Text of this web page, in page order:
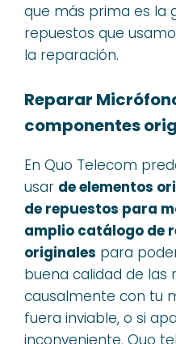
que más prima es la
repuestos que
la reparación.
Reparar
componentes
En Quo Telecom
usar de elementos
de repuestos para
amplio catálogo de
originales para
buena calidad de las
causalmente con tu
fuera inviable, o si
inconveniente, Quo